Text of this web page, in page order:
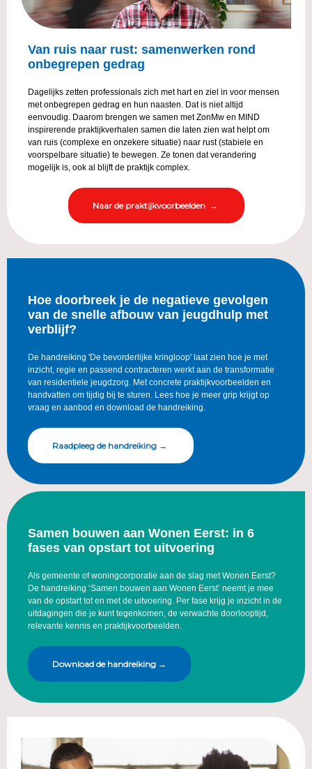
Van ruis naar rust: samenwerken rond
onbegrepen gedrag
Dagelijks zetten professionals zich met hart en ziel in voor mensen
met onbegrepen gedrag en hun naasten. Dat is niet altijd
eenvoudig. Daarom brengen we samen met ZonMw en MIND
inspirerende praktijkverhalen samen die laten zien wat helpt om
van ruis (complexe en onzekere situatie) naar rust (stabiele en
voorspelbare situatie) te bewegen. Ze tonen dat verandering
mogelijk is, ook al blijft de praktijk complex.
Naar de praktijkvoorbeelden →
Hoe doorbreek je de negatieve gevolgen
van de snelle afbouw van jeugdhulp met
verblijf?
De handreiking 'De bevorderlijke kringloop' laat zien hoe je met
inzicht, regie en passend contracteren werkt aan de transformatie
van residentiele jeugdzorg. Met concrete praktijkvoorbeelden en
handvatten om tijdig bij te sturen. Lees hoe je meer grip krijgt op
vraag en aanbod en download de handreiking.
Raadpleeg de handreiking →
Samen bouwen aan Wonen Eerst: in 6
fases van opstart tot uitvoering
Als gemeente of woningcorporatie aan de slag met Wonen Eerst?
De handreiking ‘Samen bouwen aan Wonen Eerst’ neemt je mee
van de opstart tot en met de uitvoering. Per fase krijg je inzicht in de
uitdagingen die je kunt tegenkomen, de verwachte doorlooptijd,
relevante kennis en praktijkvoorbeelden.
Download de handreiking →